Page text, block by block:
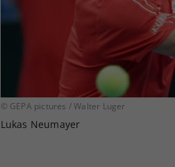
© GEPA pictures / Walter Luger
Lukas Neumayer